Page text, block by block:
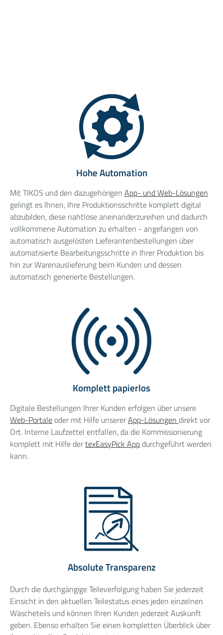
Hohe Automation
Mit TIKOS und den dazugehörigen App- und Web-Lösungen
gelingt es Ihnen, Ihre Produktionsschritte komplett digital
abzubilden, diese nahtlose aneinanderzureihen und dadurch
vollkommene Automation zu erhalten - angefangen von
automatisch ausgelösten Lieferantenbestellungen über
automatisierte Bearbeitungsschritte in Ihrer Produktion bis
hin zur Warenauslieferung beim Kunden und dessen
automatisch generierte Bestellungen.
Komplett papierlos
Digitale Bestellungen Ihrer Kunden erfolgen über unsere
Web-Portale oder mit Hilfe unsererApp-Lösungen direkt vor
Ort. Interne Laufzettel entfallen, da die Kommissionierung
komplett mit Hilfe dertexEasyPick Appdurchgeführt werden
kann.
Absolute Transparenz
Durch die durchgängige Teileverfolgung haben Sie jederzeit
Einsicht in den aktuellen Teilestatus eines jeden einzelnen
Wäscheteils und können Ihren Kunden jederzeit Auskunft
geben. Ebenso erhalten Sie einen kompletten Überblick über